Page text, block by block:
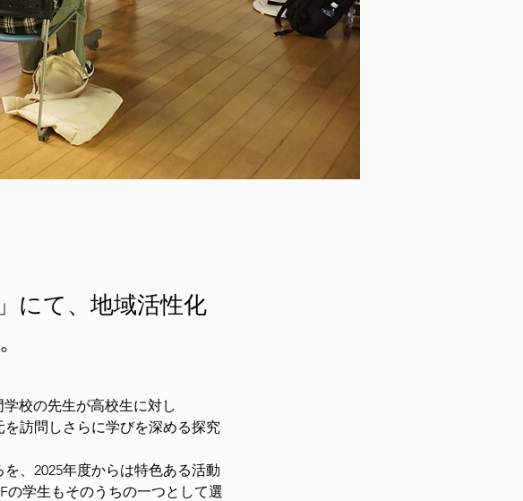
にて、地域活性化
校の先生が高校生に対し
訪問しさらに学びを深める探究
、2025年度からは特色ある活動
の学生もそのうちの一つとして選